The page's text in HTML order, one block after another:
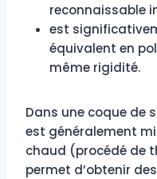
reconnaissable
est
équivalent en
même rigidité.
Dans une coque de
est généralement
chaud (procédé de
permet d’obtenir